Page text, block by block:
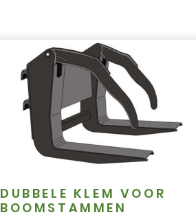
DUBBELE KLEM VOOR
BOOMSTAMMEN